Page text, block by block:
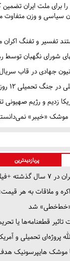
برای ملت ایران تضمین
سیاسی و وزن متفاوت
تفسیر و تفنگ اکران
شورای نگهبان توسط
جهادی در قاب
زدیم و رژیم صهیونی
موشک «خیبر»
پربازدیدترین
+فیلم
و ملاقات به هر
«خط‌خطی» شد
تاثیر قطعنامه‌ها یا
پروژه‌ای تحمیلی و
موشک هایپرسونیک هدف